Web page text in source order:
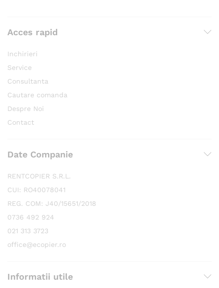
Acces rapid
Inchirieri
Service
Consultanta
Cautare comanda
Despre Noi
Contact
Date Companie
RENTCOPIER S.R.L.
CUI: RO40078041
REG. COM: J40/15651/2018
0736 492 924
021 313 3723
office@ecopier.ro
Informatii utile